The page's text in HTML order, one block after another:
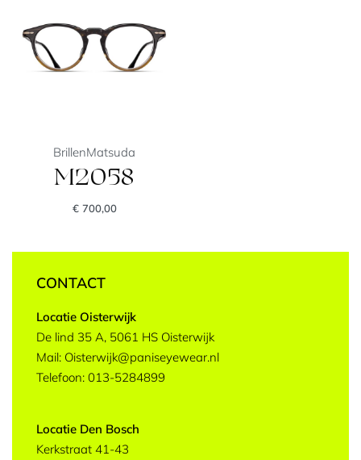
BrillenMatsuda
M2058
€700,00
CONTACT
Locatie Oisterwijk
De lind 35 A, 5061 HS Oisterwijk
Mail: Oisterwijk@paniseyewear.nl
Telefoon: 013-5284899
Locatie Den Bosch
Kerkstraat 41-43